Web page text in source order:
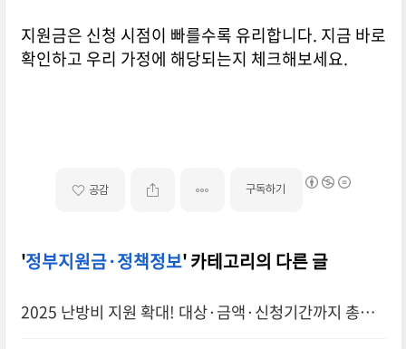
지원금은 신청 시점이 빠를수록 유리합니다. 지금 바로
확인하고 우리 가정에 해당되는지 체크해보세요.
공감 구독하기
'정부지원금·정책정보' 카테고리의 다른 글
2025 난방비 지원 확대! 대상·금액·신청기간까지 총정